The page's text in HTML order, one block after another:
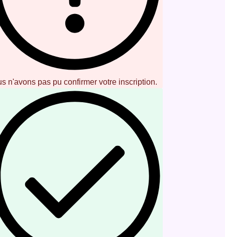
n'avons pas pu confirmer votre inscription.